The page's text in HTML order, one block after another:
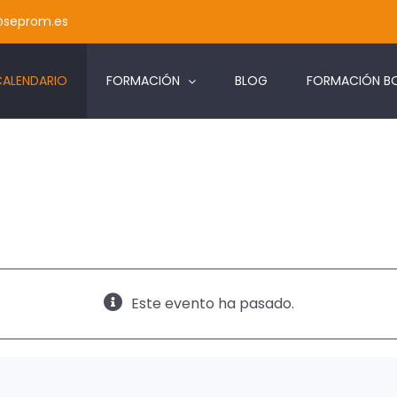
FORMACIÓN BLOG FORMACIÓN
Este evento ha pasado.